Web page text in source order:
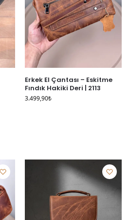
Erkek El Çantası – Eskitme
Fındık Hakiki Deri | 2113
3.499,90₺